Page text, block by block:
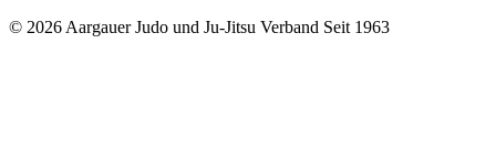
© 2026 Aargauer Judo und Ju-Jitsu Verband Seit 1963